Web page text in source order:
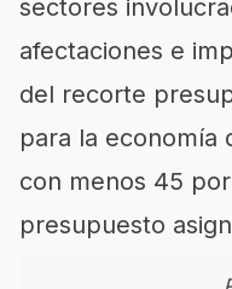
sectores
afectaciones e
del recorte
para la economía
con menos 45
presupuesto